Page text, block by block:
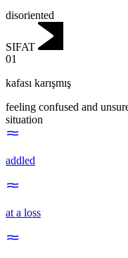
disoriented
SIFAT
01
kafası karışmış
feeling confused and
situation
addled
at a loss